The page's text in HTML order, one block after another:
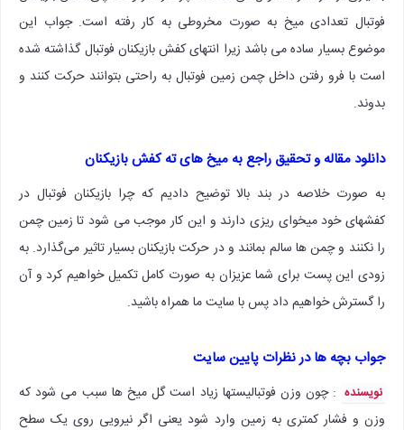
فوتبال تعدادی میخ به صورت مخروطی به کار رفته است. جواب این
موضوع بسیار ساده می باشد زیرا انتهای کفش بازیکنان فوتبال گذاشته شده
است با فرو رفتن داخل چمن زمین فوتبال به راحتی بتوانند حرکت کنند و
بدوند.
دانلود مقاله و تحقیق راجع به میخ های ته کفش بازیکنان
به صورت خلاصه در بند بالا توضیح دادیم که چرا بازیکنان فوتبال در
کفشهای خود میخوای ریزی دارند و این کار موجب می شود تا زمین چمن
را نکنند و چمن ها سالم بمانند و در حرکت بازیکنان بسیار تاثیر می‌گذارد. به
زودی این پست برای شما عزیزان به صورت کامل تکمیل خواهیم کرد و آن
را گسترش خواهیم داد پس با سایت ما همراه باشید.
جواب بچه ها در نظرات پایین سایت
نویسنده : چون وزن فوتبالیستها زیاد است گل میخ ها سبب می شود که
وزن و فشار کمتری به زمین وارد شود یعنی اگر نیرویی روی یک سطح